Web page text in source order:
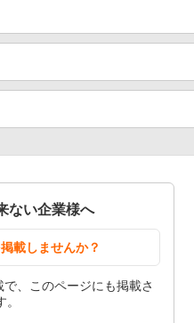
ない企業様へ
載しませんか？
、このページにも掲載さ